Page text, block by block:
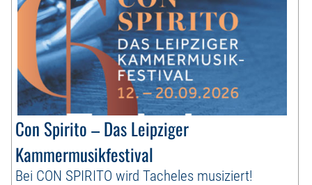
Con Spirito – Das Leipziger
Kammermusikfestival
Bei CON SPIRITO wird Tacheles musiziert!